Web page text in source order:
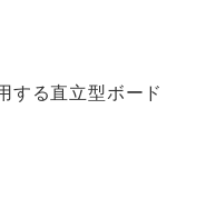
する直立型ボード